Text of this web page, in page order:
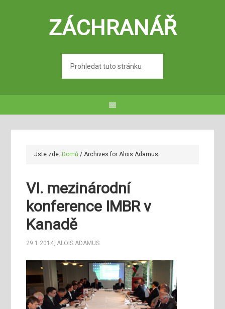
ZÁCHRANÁŘ
Jste zde: Domů / Archives for Alois Adamus
VI. mezinárodní
konference IMBR v
Kanadě
29.1.2014,ALOIS ADAMUS